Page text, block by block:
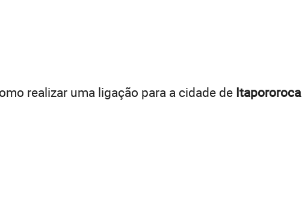
realizar uma ligação para a cidade de Itapororoca